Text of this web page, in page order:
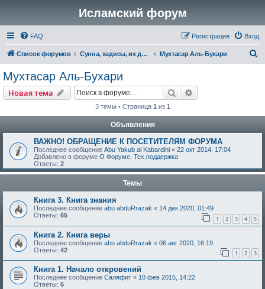
Исламский форум
FAQ Вход
Регистрация
Список форумов Сунна, хадисы, их достоверность и понимание Мухтасар Аль-Бухари
Мухтасар Аль-Бухари
Новая тема Поиск
3 темы • Страница 1 из 1
Объявления
ВАЖНО! ОБРАЩЕНИЕ К ПОСЕТИТЕЛЯМ ФОРУМА
Последнее сообщение Abu Yakub al Kabardini « 22 окт 2014, 17:04
Добавлено в форуме О Форуме. Тех.поддержка
Ответы: 2
Темы
Книга 3. Книга знания
Последнее сообщение abu abduRrazak « 14 дек 2020, 01:49
Ответы: 65 1 2 3 4 5
Книга 2. Книга веры
Последнее сообщение abu abduRrazak « 06 авг 2020, 16:19
Ответы: 42 1 2 3
Книга 1. Начало откровений
Последнее сообщение Саляфит « 10 фев 2015, 14:22
Ответы: 6